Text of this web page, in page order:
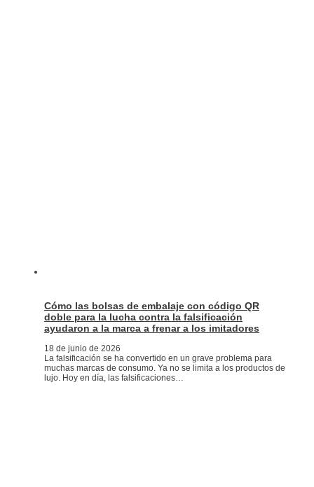
Cómo las bolsas de embalaje con código QR
doble para la lucha contra la falsificación
ayudaron a la marca a frenar a los imitadores
18 de junio de 2026
La falsificación se ha convertido en un grave problema para
muchas marcas de consumo. Ya no se limita a los productos de
lujo. Hoy en día, las falsificaciones…